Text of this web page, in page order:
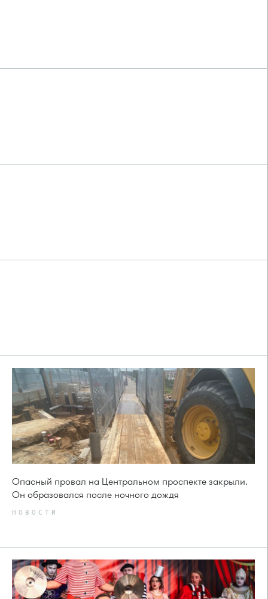
Опасный провал на Центральном проспекте закрыли.
Он образовался после ночного дождя
НОВОСТИ